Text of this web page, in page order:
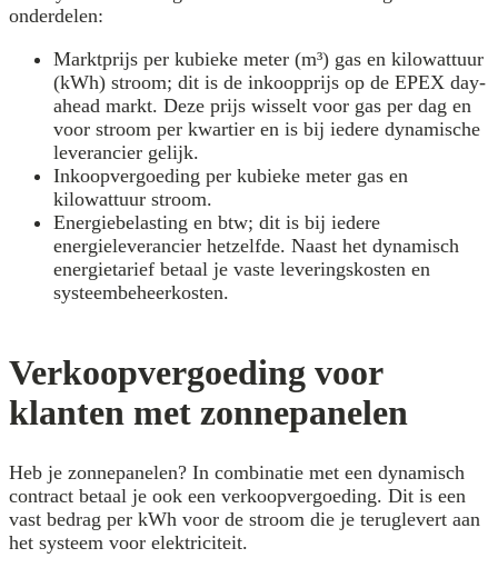
onderdelen:
Marktprijs per kubieke meter (m³) gas en kilowattuur
(kWh) stroom; dit is de inkoopprijs op de EPEX day-
ahead markt. Deze prijs wisselt voor gas per dag en
voor stroom per kwartier en is bij iedere dynamische
leverancier gelijk.
Inkoopvergoeding per kubieke meter gas en
kilowattuur stroom.
Energiebelasting en btw; dit is bij iedere
energieleverancier hetzelfde. Naast het dynamisch
energietarief betaal je vaste leveringskosten en
systeembeheerkosten.
Verkoopvergoeding voor
klanten met zonnepanelen
Heb je zonnepanelen? In combinatie met een dynamisch
contract betaal je ook een verkoopvergoeding. Dit is een
vast bedrag per kWh voor de stroom die je teruglevert aan
het systeem voor elektriciteit.